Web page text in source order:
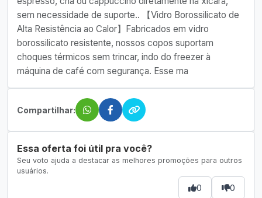
sem necessidade de suporte.. 【Vidro Borossilicato de
Alta Resistência ao Calor】Fabricados em vidro
borossilicato resistente, nossos copos suportam
choques térmicos sem trincar, indo do freezer à
máquina de café com segurança. Esse ma
Compartilhar:
Essa oferta foi útil pra você?
Seu voto ajuda a destacar as melhores promoções para outros
usuários.
0 0